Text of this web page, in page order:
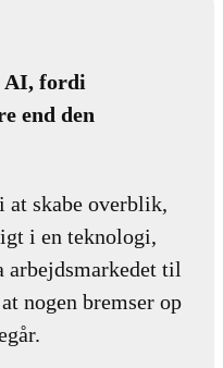
AI, fordi
end den
at skabe overblik,
i en teknologi,
arbejdsmarkedet til
nogen bremser op